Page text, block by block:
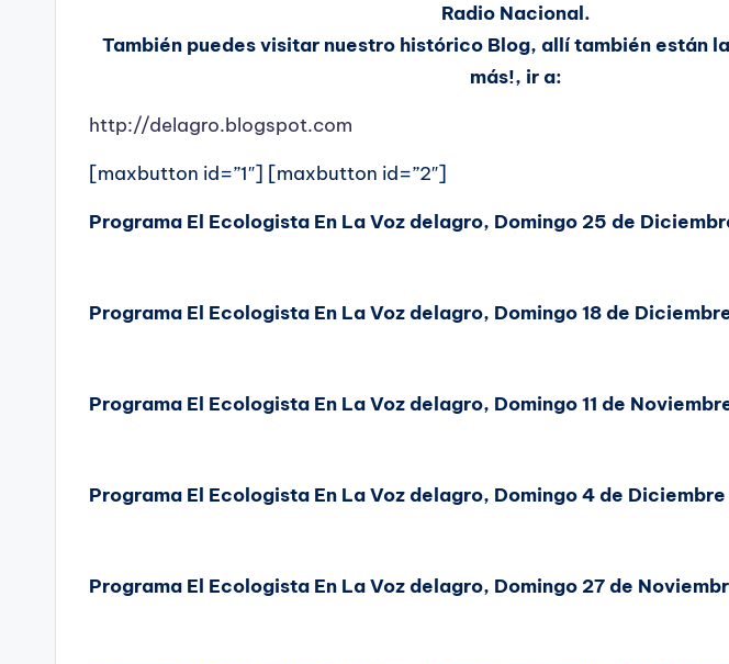
Radio Nacional.
También puedes visitar nuestro histórico Blog, allí también están
más!, ir a:
http://delagro.blogspot.com
[maxbutton id=”1″] [maxbutton id=”2″]
Programa El Ecologista En La Voz delagro, Domingo 25 de
Programa El Ecologista En La Voz delagro, Domingo 18 de
Programa El Ecologista En La Voz delagro, Domingo 11 de
Programa El Ecologista En La Voz delagro, Domingo 4 de
Programa El Ecologista En La Voz delagro, Domingo 27 de